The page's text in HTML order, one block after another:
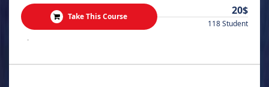
Take This Course 20$
118 Student
.